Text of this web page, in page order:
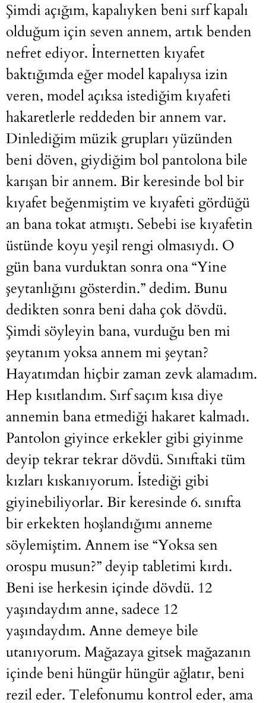
Şimdi açığım, kapalıyken beni sırf kapalı
olduğum için seven annem, artık benden
nefret ediyor. İnternetten kıyafet
baktığımda eğer model kapalıysa izin
veren, model açıksa istediğim kıyafeti
hakaretlerle reddeden bir annem var.
Dinlediğim müzik grupları yüzünden
beni döven, giydiğim bol pantolona bile
karışan bir annem. Bir keresinde bol bir
kıyafet beğenmiştim ve kıyafeti gördüğü
an bana tokat atmıştı. Sebebi ise kıyafetin
üstünde koyu yeşil rengi olmasıydı. O
gün bana vurduktan sonra ona “Yine
şeytanlığını gösterdin.” dedim. Bunu
dedikten sonra beni daha çok dövdü.
Şimdi söyleyin bana, vurduğu ben mi
şeytanım yoksa annem mi şeytan?
Hayatımdan hiçbir zaman zevk alamadım.
Hep kısıtlandım. Sırf saçım kısa diye
annemin bana etmediği hakaret kalmadı.
Pantolon giyince erkekler gibi giyinme
deyip tekrar tekrar dövdü. Sınıftaki tüm
kızları kıskanıyorum. İstediği gibi
giyinebiliyorlar. Bir keresinde 6. sınıfta
bir erkekten hoşlandığımı anneme
söylemiştim. Annem ise “Yoksa sen
orospu musun?” deyip tabletimi kırdı.
Beni ise herkesin içinde dövdü. 12
yaşındaydım anne, sadece 12
yaşındaydım. Anne demeye bile
utanıyorum. Mağazaya gitsek mağazanın
içinde beni hüngür hüngür ağlatır, beni
rezil eder. Telefonumu kontrol eder, ama